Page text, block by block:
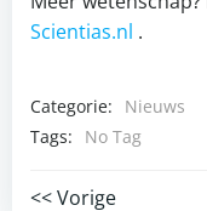
Scientias.nl .
Categorie:
Nieuws
Tags:
No Tag
<< Vorige